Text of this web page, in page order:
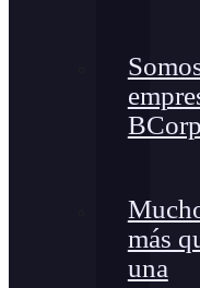
BCorp
más
una